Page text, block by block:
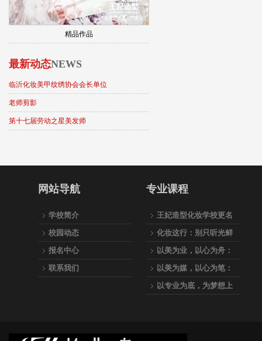
精品作品
最新动态NEWS
临沂化妆美甲纹绣协会会长单位
老师剪影
第十七届劳动之星美发师
网站导航
学校简介
校园动态
报名中心
联系我们
专业课程
王妃造型化妆学校更名
为：拾妆舟美妆教育
化妆这行：别只听光鲜
的，听听真实的
以美为业，以心为舟：
拾妆舟美妆教育，专业
之路的起航站
以美为媒，以心为笔：
与我们一起，成为点亮
以专业为底，为梦想上